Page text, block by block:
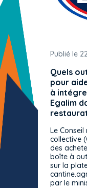
Publié le
Quels
pour
à
Egalim
Le
collective
des
boîte à
sur la
par le